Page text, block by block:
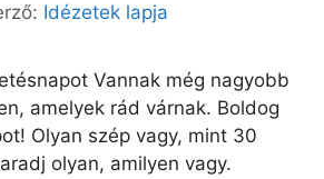
Idézetek lapja
Vannak még nagyobb
amelyek rád várnak. Boldog
Olyan szép vagy, mint 30
olyan, amilyen vagy.